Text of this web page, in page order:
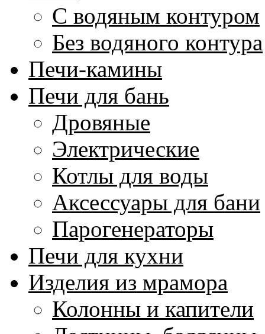
С водяным контуром
Без водяного контура
Печи-камины
Печи для бань
Дровяные
Электрические
Котлы для воды
Аксессуары для бани
Парогенераторы
Печи для кухни
Изделия из мрамора
Колонны и капители